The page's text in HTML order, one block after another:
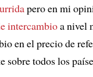
pero en mi
intercambioa nivel
en el precio de
sobre todos los